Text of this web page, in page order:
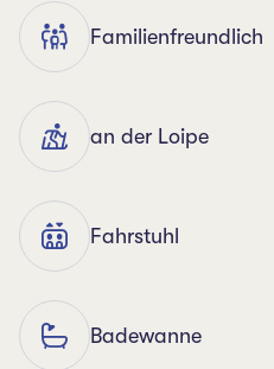
Familienfreundlich
an der Loipe
Fahrstuhl
Badewanne